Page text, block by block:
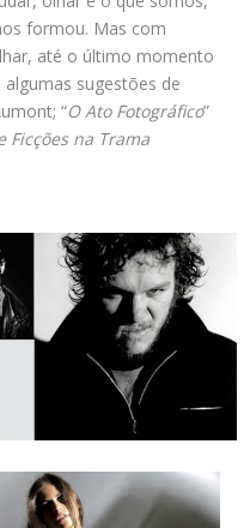
formou. Mas com
até o último momento
sugestões de
“O Ato Fotográfico”
Ficções na Trama